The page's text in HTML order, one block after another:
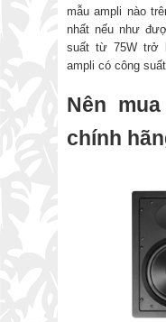
mẫu ampli nào
nhất nếu như
suất từ 75W trở
ampli có công
Nên
chính